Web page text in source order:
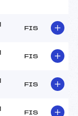
FIS
FIS
FIS
FIS